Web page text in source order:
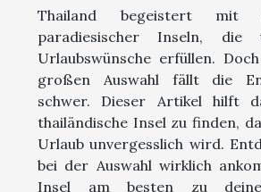
Thailand begeistert mit
paradiesischer Inseln, die
Urlaubswünsche erfüllen.
großen Auswahl fällt die
schwer. Dieser Artikel hilft
thailändische Insel zu finden,
Urlaub unvergesslich wird.
bei der Auswahl wirklich
Insel am besten zu